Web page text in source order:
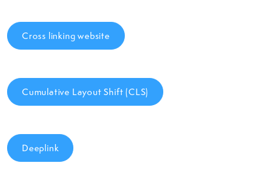
Cross linking website
Cumulative Layout Shift (CLS)
Deeplink